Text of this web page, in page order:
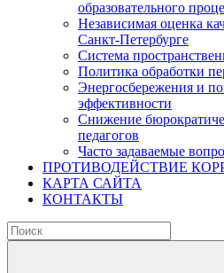
образовательного
Независимая оценка
Санкт-Петербурге
Система
Политика обработки
Энергосбережения и
эффективности
Снижение
педагогов
Часто задаваемые
ПРОТИВОДЕЙСТВИЕ
КАРТА САЙТА
КОНТАКТЫ